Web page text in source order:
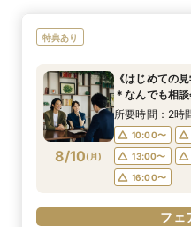
特典あり
8/10(月)
《はじめての
＊なんでも相
所要時間：2時
10:00〜
13:00〜
16:00〜
フェ